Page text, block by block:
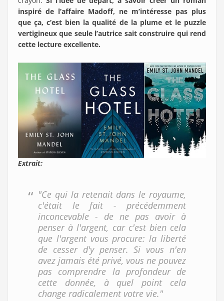
inspiré de l’affaire Madoff, ne m’intéresse pas plus
que ça, c’est bien la qualité de la plume et le puzzle
vertigineux que seule l’autrice sait construire qui rend
cette lecture excellente.
Extrait:
"Ce qui la retenait dans le royaume,
c'était le fait - précédemment
inconcevable - de ne pas avoir à
penser à l'argent, car c'est bien cela
que l'argent vous procure: la liberté
de cesser d'y penser. Si vous n'en
avez jamais été privé, vous ne pouvez
pas comprendre la profondeur de
cette donnée, à quel point cela
change radicalement votre vie."